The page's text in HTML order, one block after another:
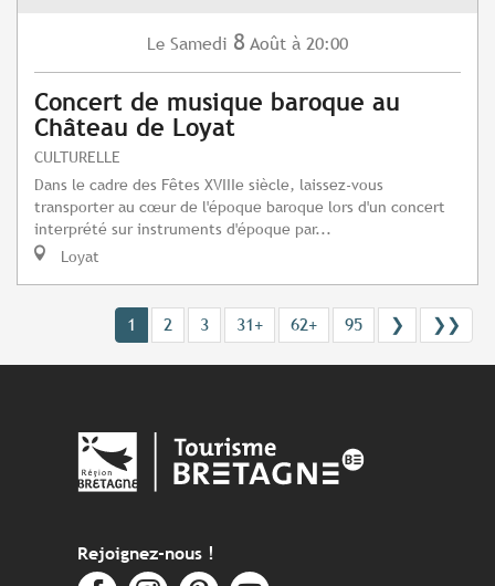
Le Samedi 8 Août à 20:00
Concert de musique baroque au
Château de Loyat
CULTURELLE
Dans le cadre des Fêtes XVIIIe siècle, laissez-vous
transporter au cœur de l'époque baroque lors d'un concert
interprété sur instruments d'époque par...
Loyat
1 2 3 31+ 62+ 95 ❯ ❯❯
Rejoignez-nous !